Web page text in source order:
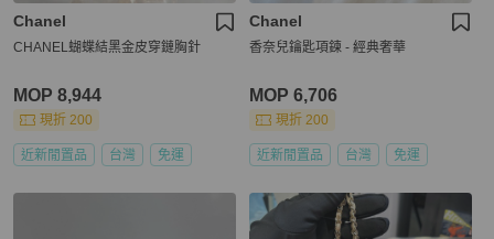
Chanel
CHANEL蝴蝶結黑金皮穿鏈胸針
MOP 8,944
現折 200
近新閒置品 台灣 免運
Chanel
香奈兒鑰匙項鍊 - 經典奢華
MOP 6,706
現折 200
近新閒置品 台灣 免運